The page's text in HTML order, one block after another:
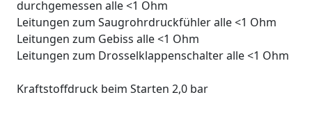
durchgemessen alle <1 Ohm
Leitungen zum Saugrohrdruckfühler alle <1 Ohm
Leitungen zum Gebiss alle <1 Ohm
Leitungen zum Drosselklappenschalter alle <1 Ohm
Kraftstoffdruck beim Starten 2,0 bar